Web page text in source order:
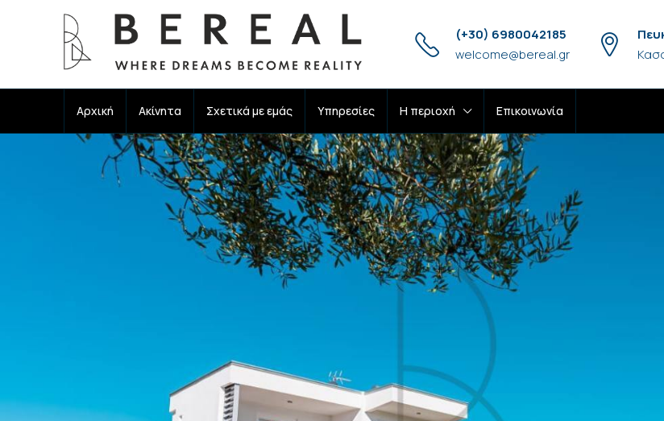
(+30) 6980042185
welcome@bereal.gr
Αρχική Ακίνητα Σχετικά με εμάς Υπηρεσίες H περιοχή Επικοινωνία